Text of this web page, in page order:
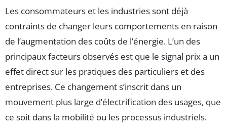
Les consommateurs et les industries sont déjà
contraints de changer leurs comportements en raison
de l’augmentation des coûts de l’énergie. L’un des
principaux facteurs observés est que le signal prix a un
effet direct sur les pratiques des particuliers et des
entreprises. Ce changement s’inscrit dans un
mouvement plus large d’électrification des usages, que
ce soit dans la mobilité ou les processus industriels.